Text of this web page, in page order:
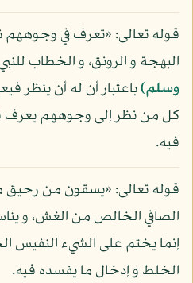
قوله تعالى: «تعرف في وجوههم
البهجة و الرونق، و الخطاب للنبي
وسلم)باعتبار أن له أن ينظر
كل من نظر إلى وجوههم يعرف
فيه.
قوله تعالى: «يسقون من رحيق
الصافي الخالص من الغش، و
إنما يختم على الشيء
الخلط و إدخال ما يفسده فيه.